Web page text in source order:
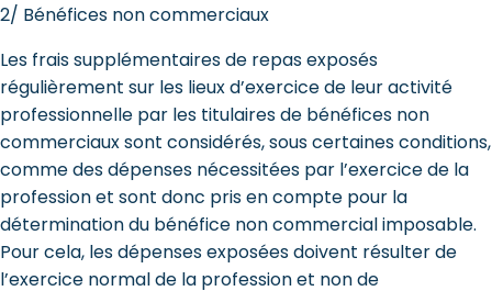
2/ Bénéfices non commerciaux
Les frais supplémentaires de repas exposés
régulièrement sur les lieux d’exercice de leur activité
professionnelle par les titulaires de bénéfices non
commerciaux sont considérés, sous certaines conditions,
comme des dépenses nécessitées par l’exercice de la
profession et sont donc pris en compte pour la
détermination du bénéfice non commercial imposable.
Pour cela, les dépenses exposées doivent résulter de
l’exercice normal de la profession et non de